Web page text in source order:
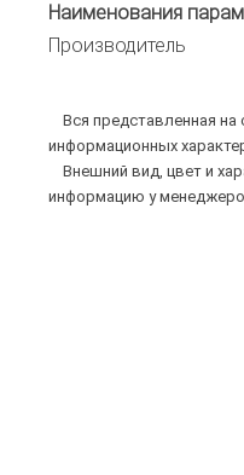
Наименования
Производитель
Вся представленная на
информационных
Внешний вид, цвет и
информацию у